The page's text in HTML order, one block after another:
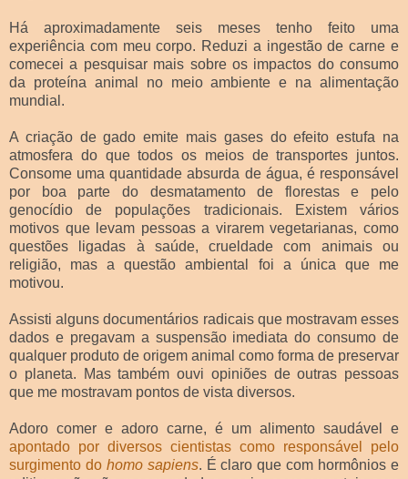
Há aproximadamente seis meses tenho feito uma
experiência com meu corpo. Reduzi a ingestão de carne e
comecei a pesquisar mais sobre os impactos do consumo
da proteína animal no meio ambiente e na alimentação
mundial.
A criação de gado emite mais gases do efeito estufa na
atmosfera do que todos os meios de transportes juntos.
Consome uma quantidade absurda de água, é responsável
por boa parte do desmatamento de florestas e pelo
genocídio de populações tradicionais. Existem vários
motivos que levam pessoas a virarem vegetarianas, como
questões ligadas à saúde, crueldade com animais ou
religião, mas a questão ambiental foi a única que me
motivou.
Assisti alguns documentários radicais que mostravam esses
dados e pregavam a suspensão imediata do consumo de
qualquer produto de origem animal como forma de preservar
o planeta. Mas também ouvi opiniões de outras pessoas
que me mostravam pontos de vista diversos.
Adoro comer e adoro carne, é um alimento saudável e
apontado por diversos cientistas como responsável pelo
surgimento do homo sapiens. É claro que com hormônios e